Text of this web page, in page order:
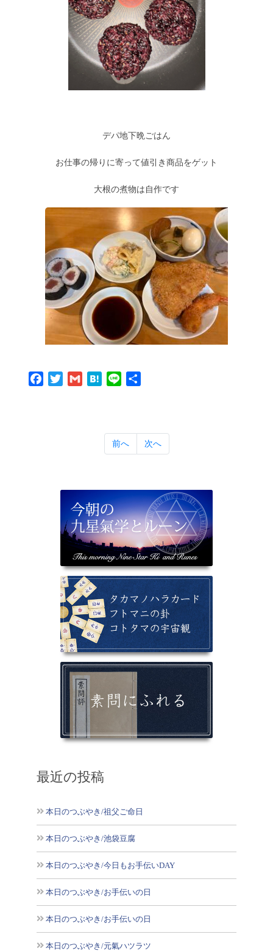
デパ地下晩ごはん
お仕事の帰りに寄って値引き商品をゲット
大根の煮物は自作です
Facebook
TwitterGmail Hatena
Line
前へ 次へ
最近の投稿
本日のつぶやき/祖父ご命日
本日のつぶやき/池袋豆腐
本日のつぶやき/今日もお手伝いDAY
本日のつぶやき/お手伝いの日
本日のつぶやき/お手伝いの日
本日のつぶやき/元氣ハツラツ